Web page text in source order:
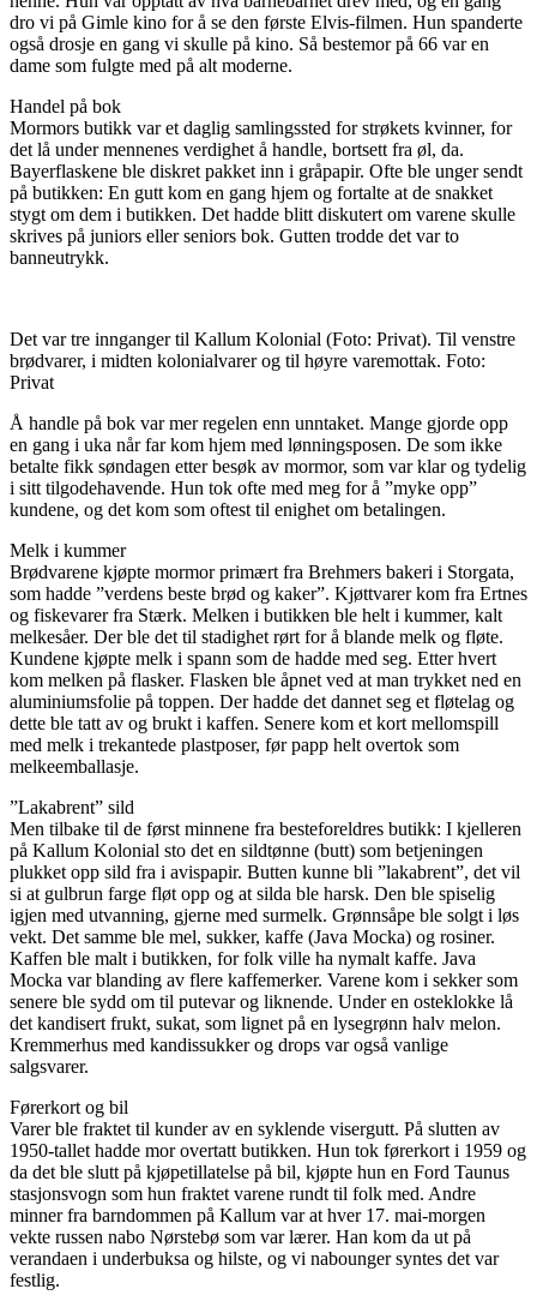
dro vi på Gimle kino for å se den første Elvis-filmen. Hun spanderte
også drosje en gang vi skulle på kino. Så bestemor på 66 var en
dame som fulgte med på alt moderne.
Handel på bok
Mormors butikk var et daglig samlingssted for strøkets kvinner, for
det lå under mennenes verdighet å handle, bortsett fra øl, da.
Bayerflaskene ble diskret pakket inn i gråpapir. Ofte ble unger sendt
på butikken: En gutt kom en gang hjem og fortalte at de snakket
stygt om dem i butikken. Det hadde blitt diskutert om varene skulle
skrives på juniors eller seniors bok. Gutten trodde det var to
banneutrykk.
Det var tre innganger til Kallum Kolonial (Foto: Privat). Til venstre
brødvarer, i midten kolonialvarer og til høyre varemottak. Foto:
Privat
Å handle på bok var mer regelen enn unntaket. Mange gjorde opp
en gang i uka når far kom hjem med lønningsposen. De som ikke
betalte fikk søndagen etter besøk av mormor, som var klar og tydelig
i sitt tilgodehavende. Hun tok ofte med meg for å ”myke opp”
kundene, og det kom som oftest til enighet om betalingen.
Melk i kummer
Brødvarene kjøpte mormor primært fra Brehmers bakeri i Storgata,
som hadde ”verdens beste brød og kaker”. Kjøttvarer kom fra Ertnes
og fiskevarer fra Stærk. Melken i butikken ble helt i kummer, kalt
melkesåer. Der ble det til stadighet rørt for å blande melk og fløte.
Kundene kjøpte melk i spann som de hadde med seg. Etter hvert
kom melken på flasker. Flasken ble åpnet ved at man trykket ned en
aluminiumsfolie på toppen. Der hadde det dannet seg et fløtelag og
dette ble tatt av og brukt i kaffen. Senere kom et kort mellomspill
med melk i trekantede plastposer, før papp helt overtok som
melkeemballasje.
”Lakabrent” sild
Men tilbake til de først minnene fra besteforeldres butikk: I kjelleren
på Kallum Kolonial sto det en sildtønne (butt) som betjeningen
plukket opp sild fra i avispapir. Butten kunne bli ”lakabrent”, det vil
si at gulbrun farge fløt opp og at silda ble harsk. Den ble spiselig
igjen med utvanning, gjerne med surmelk. Grønnsåpe ble solgt i løs
vekt. Det samme ble mel, sukker, kaffe (Java Mocka) og rosiner.
Kaffen ble malt i butikken, for folk ville ha nymalt kaffe. Java
Mocka var blanding av flere kaffemerker. Varene kom i sekker som
senere ble sydd om til putevar og liknende. Under en osteklokke lå
det kandisert frukt, sukat, som lignet på en lysegrønn halv melon.
Kremmerhus med kandissukker og drops var også vanlige
salgsvarer.
Førerkort og bil
Varer ble fraktet til kunder av en syklende visergutt. På slutten av
1950-tallet hadde mor overtatt butikken. Hun tok førerkort i 1959 og
da det ble slutt på kjøpetillatelse på bil, kjøpte hun en Ford Taunus
stasjonsvogn som hun fraktet varene rundt til folk med. Andre
minner fra barndommen på Kallum var at hver 17. mai-morgen
vekte russen nabo Nørstebø som var lærer. Han kom da ut på
verandaen i underbuksa og hilste, og vi nabounger syntes det var
festlig.